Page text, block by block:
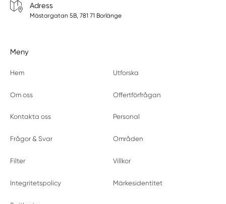
Adress
Mästargatan 5B, 781 71 Borlänge
Meny
Hem Utforska
Om oss Offertförfrågan
Kontakta oss Personal
Frågor & Svar Områden
Filter Villkor
Integritetspolicy Märkesidentitet